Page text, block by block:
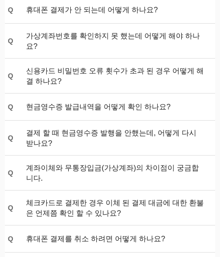
Q 휴대폰 결제가 안 되는데 어떻게 하나요?
Q
가상계좌번호를 확인하지 못 했는데 어떻게 해야 하나
요?
Q
신용카드 비밀번호 오류 횟수가 초과 된 경우 어떻게 해
결 하나요?
Q 현금영수증 발급내역을 어떻게 확인 하나요?
Q
결제 할 때 현금영수증 발행을 안했는데, 어떻게 다시
받나요?
Q
계좌이체와 무통장입금(가상계좌)의 차이점이 궁금합
니다.
Q
체크카드로 결제한 경우 이체 된 결제 대금에 대한 환불
은 언제쯤 확인 할 수 있나요?
Q 휴대폰 결제를 취소 하려면 어떻게 하나요?